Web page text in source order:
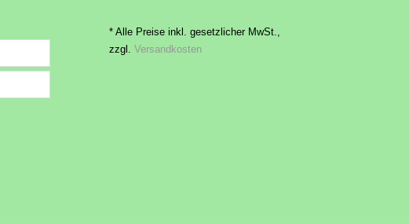
* Alle Preise inkl. gesetzlicher MwSt.,
zzgl. Versandkosten